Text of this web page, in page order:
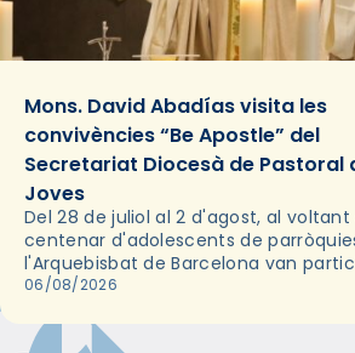
Mons. David Abadías visita les
convivències “Be Apostle” del
Secretariat Diocesà de Pastoral
Joves
Del 28 de juliol al 2 d'agost, al voltant
centenar d'adolescents de
l'Arquebisbat de Barcelona van
les convivències Be Apostle,
06/08/2026